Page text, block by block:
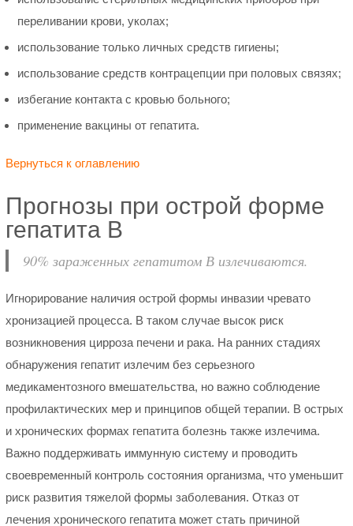
переливании крови, уколах;
использование только личных средств гигиены;
использование средств контрацепции при половых связях;
избегание контакта с кровью больного;
применение вакцины от гепатита.
Вернуться к оглавлению
Прогнозы при острой форме
гепатита В
90% зараженных гепатитом В излечиваются.
Игнорирование наличия острой формы инвазии чревато
хронизацией процесса. В таком случае высок риск
возникновения цирроза печени и рака. На ранних стадиях
обнаружения гепатит излечим без серьезного
медикаментозного вмешательства, но важно соблюдение
профилактических мер и принципов общей терапии. В острых
и хронических формах гепатита болезнь также излечима.
Важно поддерживать иммунную систему и проводить
своевременный контроль состояния организма, что уменьшит
риск развития тяжелой формы заболевания. Отказ от
лечения хронического гепатита может стать причиной